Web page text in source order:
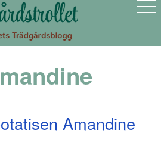
Amandine